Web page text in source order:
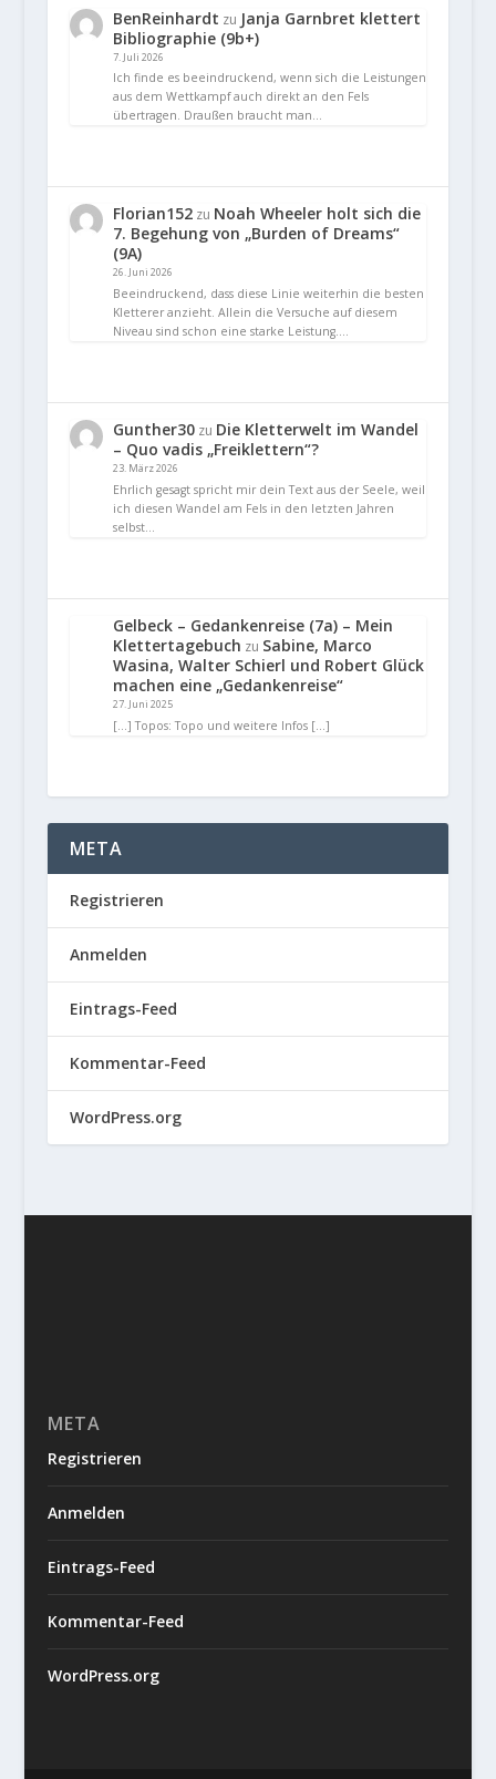
BenReinhardt zu Janja Garnbret klettert
Bibliographie (9b+)
7. Juli 2026
Ich finde es beeindruckend, wenn sich die Leistungen
aus dem Wettkampf auch direkt an den Fels
übertragen. Draußen braucht man…
Florian152zu Noah Wheeler holt sich die
7. Begehung von „Burden of Dreams“
(9A)
26. Juni 2026
Beeindruckend, dass diese Linie weiterhin die besten
Kletterer anzieht. Allein die Versuche auf diesem
Niveau sind schon eine starke Leistung.…
Gunther30zu Die Kletterwelt im Wandel
– Quo vadis „Freiklettern“?
23. März 2026
Ehrlich gesagt spricht mir dein Text aus der Seele, weil
ich diesen Wandel am Fels in den letzten Jahren
selbst…
Gelbeck – Gedankenreise (7a) – Mein
Klettertagebuch zu Sabine, Marco
Wasina, Walter Schierl und Robert Glück
machen eine „Gedankenreise“
27. Juni 2025
[…] Topos: Topo und weitere Infos […]
META
Registrieren
Anmelden
Eintrags-Feed
Kommentar-Feed
WordPress.org
META
Registrieren
Anmelden
Eintrags-Feed
Kommentar-Feed
WordPress.org